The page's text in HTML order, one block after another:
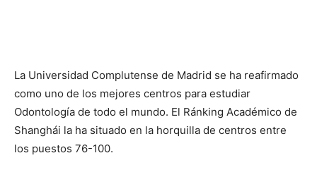
La Universidad Complutense de Madrid se ha reafirmado
como uno de los mejores centros para estudiar
Odontología de todo el mundo. El Ránking Académico de
Shanghái la ha situado en la horquilla de centros entre
los puestos 76-100.